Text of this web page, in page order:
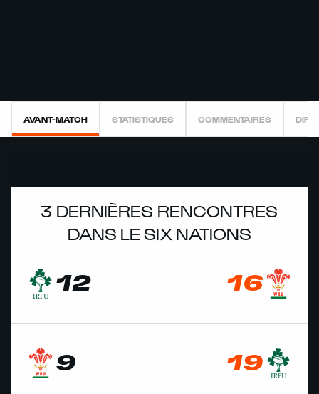
AVANT-MATCH STATISTIQUES COMMENTAIRES
3 DERNIÈRES RENCONTRES
DANS LE SIX NATIONS
12 16
9 19